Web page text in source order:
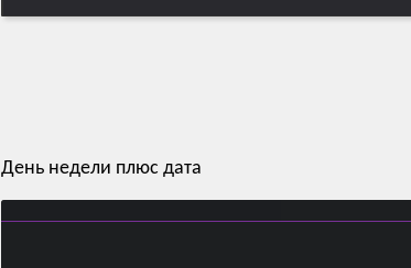
День недели плюс дата